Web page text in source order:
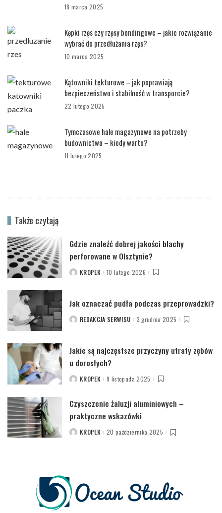
18 marca 2025
Kępki rzęs czy rzęsy bondingowe – jakie rozwiązanie
wybrać do przedłużania rzęs?
10 marca 2025
Kątowniki tekturowe – jak poprawiają
bezpieczeństwo i stabilność w transporcie?
22 lutego 2025
Tymczasowe hale magazynowe na potrzeby
budownictwa – kiedy warto?
11 lutego 2025
Także czytają
Gdzie znaleźć dobrej jakości blachy
perforowane w Olsztynie?
POSTEDKROPEK 10 lutego 2026
Jak oznaczać pudła podczas przeprowadzki?
POSTEDREDAKCJA SERWISU 3 grudnia 2025
Jakie są najczęstsze przyczyny utraty zębów
u dorosłych?
POSTEDKROPEK 9 listopada 2025
Czyszczenie żaluzji aluminiowych –
praktyczne wskazówki
POSTEDKROPEK 20 października 2025